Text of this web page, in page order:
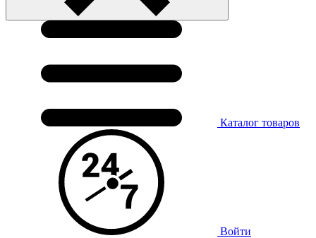
Каталог товаров
Войти